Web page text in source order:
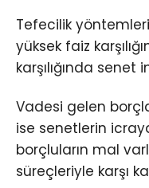
Tefecilik
yüksek faiz
karşılığında senet
Vadesi gelen
ise senetlerin
borçluların mal
süreçleriyle karşı